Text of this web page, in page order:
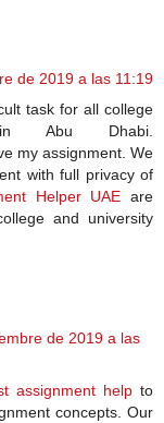
de 2019 a las 11:19
task for all college
Abu Dhabi.
my assignment. We
with full privacy of
Helper UAE are
and university
de 2019 a las
assignment help to
concepts. Our